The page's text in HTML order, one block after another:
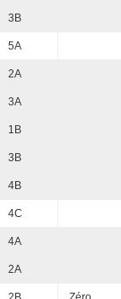
3B
5A
2A
3A
1B
3B
4B
4C
4A
2A